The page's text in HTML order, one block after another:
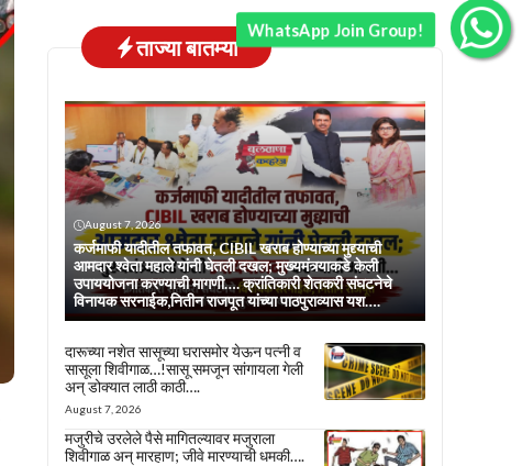
ताज्या बातम्या
August 7, 2026
कर्जमाफी यादीतील तफावत, CIBIL खराब होण्याच्या मुद्द्याची
आमदार श्वेता महाले यांनी घेतली दखल; मुख्यमंत्र्याकडे केली
उपाययोजना करण्याची मागणी…. क्रांतिकारी शेतकरी संघटनेचे
विनायक सरनाईक,नितीन राजपूत यांच्या पाठपुराव्यास यश….
दारूच्या नशेत सासूच्या घरासमोर येऊन पत्नी व
सासूला शिवीगाळ…!सासू समजून सांगायला गेली
अन् डोक्यात लाठी काठी….
August 7, 2026
मजुरीचे उरलेले पैसे मागितल्यावर मजुराला
शिवीगाळ अन् मारहाण; जीवे मारण्याची धमकी….
WhatsApp Join Group!